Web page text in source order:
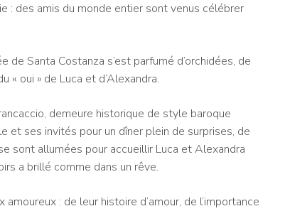
: des amis du monde entier sont venus célébrer
Santa Costanza s’est parfumé d’orchidées, de
« oui » de Luca et d’Alexandra.
demeure historique de style baroque
et ses invités pour un dîner plein de surprises, de
sont allumées pour accueillir Luca et Alexandra
a brillé comme dans un rêve.
: de leur histoire d’amour, de l’importance